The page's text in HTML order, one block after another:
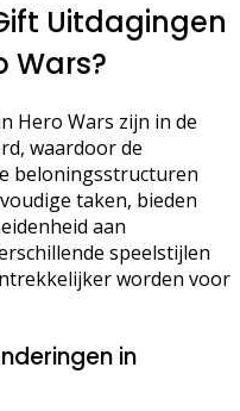
Uitdagingen
Wars?
Hero Wars zijn in de
waardoor de
beloningsstructuren
taken, bieden
aan
speelstijlen
worden voor
in